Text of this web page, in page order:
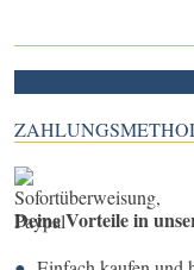
Deine Vorteile in